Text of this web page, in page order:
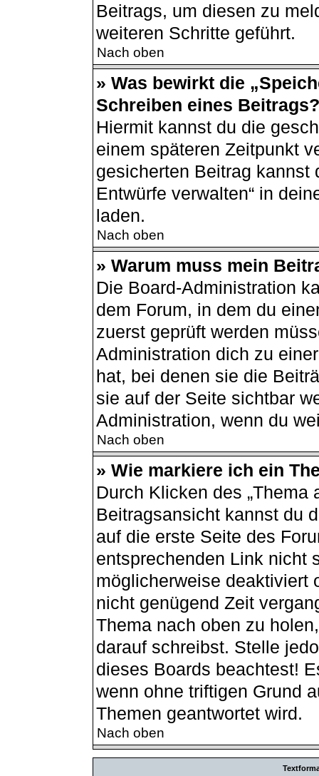
Beitrags, um diesen zu
weiteren Schritte geführt.
Nach oben
» Was bewirkt die
Schreiben eines Beitrags?
Hiermit kannst du die
einem späteren Zeitpunkt
gesicherten Beitrag kannst
Entwürfe verwalten“ in
laden.
Nach oben
» Warum muss mein
Die Board-Administration
dem Forum, in dem du
zuerst geprüft werden
Administration dich zu
hat, bei denen sie die
sie auf der Seite sichtbar
Administration, wenn du
Nach oben
» Wie markiere ich ein
Durch Klicken des „Thema
Beitragsansicht kannst du
auf die erste Seite des
entsprechenden Link nicht
möglicherweise deaktiviert
nicht genügend Zeit
Thema nach oben zu
darauf schreibst. Stelle
dieses Boards beachtest!
wenn ohne triftigen Grund
Themen geantwortet wird.
Nach oben